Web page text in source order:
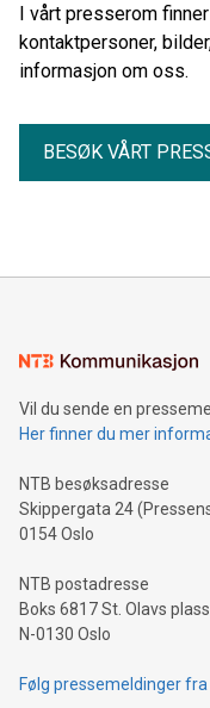
I vårt presserom
kontaktpersoner,
informasjon om oss.
BESØK VÅRT
Vil du sende en
Her finner du mer
NTB besøksadresse
Skippergata 24
0154 Oslo
NTB postadresse
Boks 6817 St. Olavs plass
N-0130 Oslo
Følg pressemeldinger